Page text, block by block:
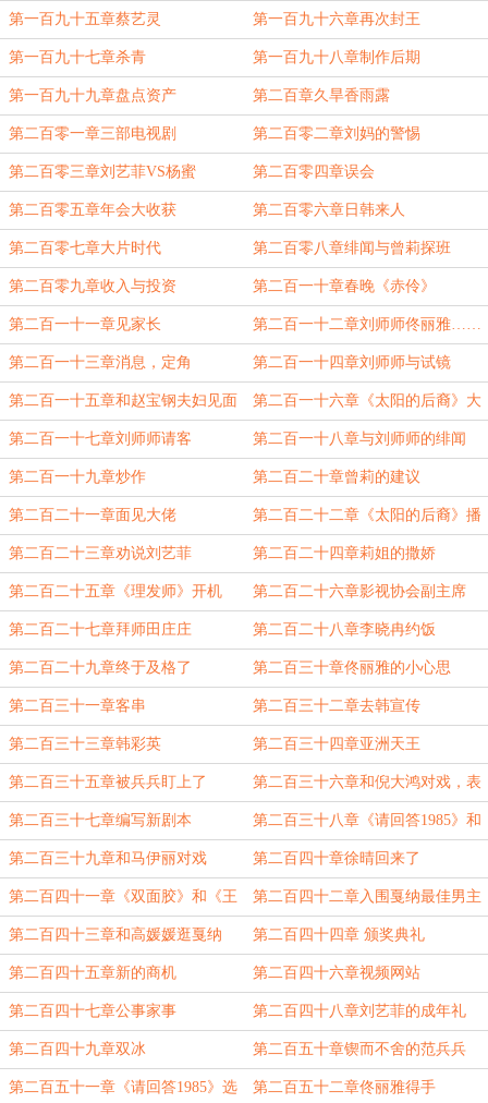
第一百九十五章蔡艺灵 第一百九十六章再次封王
第一百九十七章杀青 第一百九十八章制作后期
第一百九十九章盘点资产 第二百章久旱香雨露
第二百零一章三部电视剧 第二百零二章刘妈的警惕
第二百零三章刘艺菲VS杨蜜 第二百零四章误会
第二百零五章年会大收获 第二百零六章日韩来人
第二百零七章大片时代 第二百零八章绯闻与曾莉探班
第二百零九章收入与投资 第二百一十章春晚《赤伶》
第二百一十一章见家长 第二百一十二章刘师师佟丽雅……
第二百一十三章消息，定角 第二百一十四章刘师师与试镜
第二百一十五章和赵宝钢夫妇见面 第二百一十六章《太阳的后裔》大
卖一亿六
第二百一十七章刘师师请客 第二百一十八章与刘师师的绯闻
第二百一十九章炒作 第二百二十章曾莉的建议
第二百二十一章面见大佬 第二百二十二章《太阳的后裔》播
出大火
第二百二十三章劝说刘艺菲 第二百二十四章莉姐的撒娇
第二百二十五章《理发师》开机 第二百二十六章影视协会副主席
第二百二十七章拜师田庄庄 第二百二十八章李晓冉约饭
第二百二十九章终于及格了 第二百三十章佟丽雅的小心思
第二百三十一章客串 第二百三十二章去韩宣传
第二百三十三章韩彩英 第二百三十四章亚洲天王
第二百三十五章被兵兵盯上了 第二百三十六章和倪大鸿对戏，表
演突破八十
第二百三十七章编写新剧本 第二百三十八章《请回答1985》和
马伊丽
第二百三十九章和马伊丽对戏 第二百四十章徐晴回来了
第二百四十一章《双面胶》和《王
贵与安娜》
第二百四十二章入围戛纳最佳男主
角奖
第二百四十三章和高媛媛逛戛纳 第二百四十四章 颁奖典礼
第二百四十五章新的商机 第二百四十六章视频网站
第二百四十七章公事家事 第二百四十八章刘艺菲的成年礼
第二百四十九章双冰 第二百五十章锲而不舍的范兵兵
第二百五十一章《请回答1985》选 第二百五十二章佟丽雅得手